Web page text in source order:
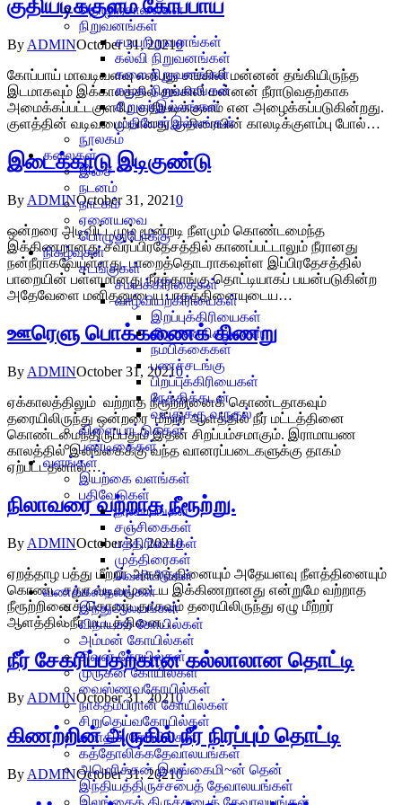
குதியடிக்குளம் கோப்பாய்
By ADMINOctober 31, 20210
கோப்பாய் மாவடிவளவு என்பது சங்கிலி மன்னன் தங்கியிருந்த
இடமாகவும் இக்காலத்தில் சங்கிலி மன்னன் நீராடுவதற்காக
அமைக்கப்பட்டகுளமே குதியடிக்குளம் என அழைக்கப்படுகின்றது.
குளத்தின் வடிவமைப்பானது குதிரையின் காலடிக்குளம்பு போல்…
இடைக்காடு இடிகுண்டு
By ADMINOctober 31, 20210
ஒன்றரை அடிவிட்டமும் மூன்றடி நீளமும் கொண்டமைந்த
இக்கிணறானது சவர்ப்பிரதேசத்தில் காணப்பட்டாலும் நீரானது
நன்நீராகவேயுள்ளது. பாறைத்தொடராகவுள்ள இப்பிரதேசத்தில்
பாறையின் பள்ளமானது நீர்த்தாங்கு தொட்டியாகப் பயன்படுகின்ற
அதேவேளை மனிதனுடைய பாதத்தினையுடைய…
ஊரெளு பொக்கணைக் கிணறு
By ADMINOctober 31, 20210
ஏக்காலத்திலும் வற்றாத நீரூற்றினைக் கொண்டதாகவும்
தரையிலிருந்து ஒன்றரை மீற்றர் ஆளத்தில் நீர் மட்டத்தினை
கொண்டமைந்திருப்பதும் இதன் சிறப்பம்சமாகும். இராமாயண
காலத்தில் இலங்கைக்கு வந்த வானரப்படைகளுக்கு தாகம்
ஏற்பட்டதனால்…
நிலாவரை வற்றாத நீரூற்று.
By ADMINOctober 31, 20210
ஏறத்தாழ பத்து மீற்றர் அகலத்தினையும் அதேயளவு நீளத்தினையும்
கொண்ட சதுர வடிவமுடைய இக்கிணறானது என்றுமே வற்றாத
நீரூற்றினைக் கொண்டதாகவும் தரையிலிருந்து ஏழு மீற்றர்
ஆளத்தில் நீர் மட்டத்தினை…
நீர் சேகரிப்பதற்கான கல்லாலான தொட்டி
ByADMINOctober 31, 20210
கிணற்றின் அருகில் நீர் நிரப்பும் தொட்டி
By ADMINOctober 31, 20210
தொழிற்சாலைகள்
நிறுவனங்கள்
சமயநிறுவனங்கள்
கல்வி நிறுவனங்கள்
கலை நிறுவனங்கள்
சமூக நிறுவனங்கள்
சிறுவர்இல்லங்கள்
முதியோர்இல்லங்கள்
நூலகம்
கலைகள்
இசை
நடனம்
நாடகம்
ஏனையவை
பொழுதுபோக்கு
நிகழ்வுகள்
சடங்குகள்
சமயக்கிரிகைகள்
வாழ்வியற்கிரியைகள்
இறப்புக்கிரியைகள்
திருமணநிகழ்வுகள்
நம்பிக்கைகள்
பணச்சடங்கு
பிறப்புக்கிரியைகள்
நேத்திக்கடன்
வயதுக்கு வருதல்
விளையாட்டுக்கள்
பண்டிகைகள்
வளங்கள்
இயற்கை வளங்கள்
பதிவேடுகள்
நாணயங்கள்
சஞ்சிகைகள்
பத்திரிகைகள்
முத்திரைகள்
வெளியீடுகள்
வணக்கஸ்தலங்கள்
இந்துஆலயங்கள்
விநாயகர் கோயில்கள்
அம்மன் கோயில்கள்
சிவன் கோயில்கள்
முருகன் கோயில்கள்
வைஸ்ணவகோயில்கள்
நாகதம்பிரான் கோயில்கள்
சிறுதெய்வகோயில்கள்
சமாதிக் கோயில்கள்
கத்தோலிக்கதேவாலயங்கள்
அமெரிக்கன் இலங்கைமி~ன் தென்
இந்தியத்திருச்சபைத் தேவாலயங்கள்
இலங்கைத் திருச்சபைத் தேவாலயங்கள்